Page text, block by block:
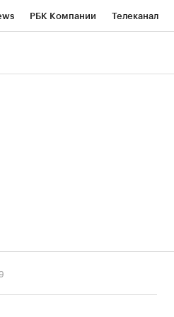
РБК Компании Телеканал